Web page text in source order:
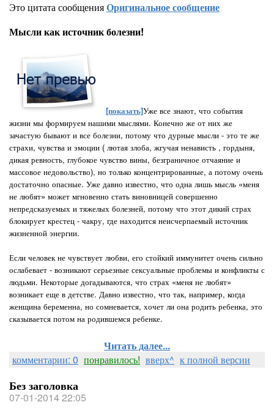
Это цитата сообщенияОригинальное сообщение
Мысли как источник болезни!
[показать]Уже все знают, что события
жизни мы формируем нашими мыслями. Конечно же от них же
зачастую бывают и все болезни, потому что дурные мысли - это те же
страхи, чувства и эмоции ( лютая злоба, жгучая ненависть , гордыня,
дикая ревность, глубокое чувство вины, безграничное отчаяние и
массовое недовольство), но только концентрированные, а потому очень
достаточно опасные. Уже давно известно, что одна лишь мысль «меня
не любят» может мгновенно стать виновницей совершенно
непредсказуемых и тяжелых болезней, потому что этот дикий страх
блокирует крестец - чакру, где находится неисчерпаемый источник
жизненной энергии.
Если человек не чувствует любви, его стойкий иммунитет очень сильно
ослабевает - возникают серьезные сексуальные проблемы и конфликты с
людьми. Некоторые догадываются, что страх «меня не любят»
возникает еще в детстве. Давно известно, что так, например, когда
женщина беременна, но сомневается, хочет ли она родить ребенка, это
сказывается потом на родившемся ребенке.
Читать далее...
комментарии: 0 понравилось! вверх^ к полной версии
Без заголовка
07-01-2014 22:05